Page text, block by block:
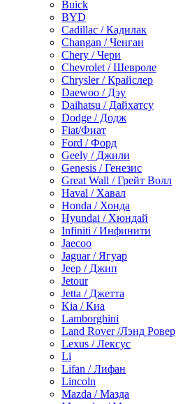
Buick
BYD
Cadillac / Кадилак
Changan / Ченган
Chery / Чери
Chevrolet / Шевроле
Chrysler / Крайслер
Daewoo / Дэу
Daihatsu / Дайхатсу
Dodge / Додж
Fiat/Фиат
Ford / Форд
Geely / Джили
Genesis / Генезис
Great Wall / Грейт Волл
Haval / Хавал
Honda / Хонда
Hyundai / Хюндай
Infiniti / Инфинити
Jaecoo
Jaguar / Ягуар
Jeep / Джип
Jetour
Jetta / Джетта
Kia / Киа
Lamborghini
Land Rover /Лэнд Ровер
Lexus / Лексус
Li
Lifan / Лифан
Lincoln
Mazda / Мазда